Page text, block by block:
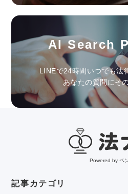
AI Search
LINEで24時間いつでも法
あなたの質問にそ
Powered by ベ
記事カテゴリ